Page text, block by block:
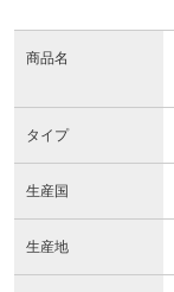
商品名
タイプ
生産国
生産地